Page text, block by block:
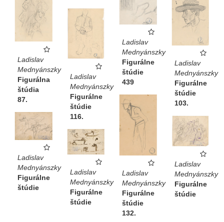
Ladislav
Mednyánszky
Figurálne
štúdie
439
Ladislav
Mednyánszky
Figurálna
štúdia
87.
Ladislav
Mednyánszky
Figurálne
štúdie
103.
Ladislav
Mednyánszky
Figurálne
štúdie
116.
Ladislav
Mednyánszky
Figurálne
štúdie
132.
Ladislav
Mednyánszky
Figurálne
štúdie
Ladislav
Mednyánszky
Figurálne
štúdie
Ladislav
Mednyánszky
Figurálne
štúdie